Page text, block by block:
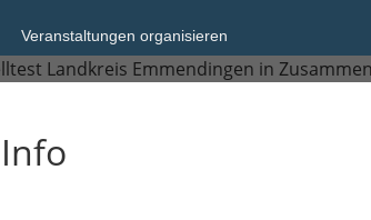
Veranstaltungen organisieren
Waldkirch
Info